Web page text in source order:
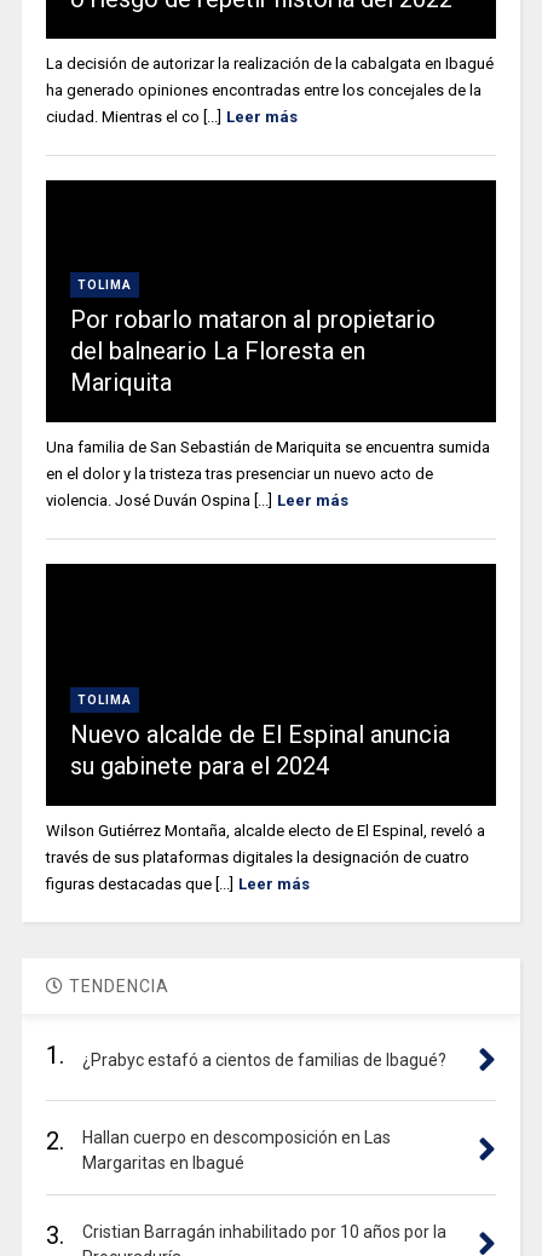
La decisión de autorizar la realización de la cabalgata en Ibagué
ha generado opiniones encontradas entre los concejales de la
ciudad. Mientras el co [...] Leer más
TOLIMA
Por robarlo mataron al propietario
del balneario La Floresta en
Mariquita
Una familia de San Sebastián de Mariquita se encuentra sumida
en el dolor y la tristeza tras presenciar un nuevo acto de
violencia. José Duván Ospina [...] Leer más
TOLIMA
Nuevo alcalde de El Espinal anuncia
su gabinete para el 2024
Wilson Gutiérrez Montaña, alcalde electo de El Espinal, reveló a
través de sus plataformas digitales la designación de cuatro
figuras destacadas que [...] Leer más
TENDENCIA
1. ¿Prabyc estafó a cientos de familias de Ibagué?
2.
Hallan cuerpo en descomposición en Las
Margaritas en Ibagué
3.
Cristian Barragán inhabilitado por 10 años por la